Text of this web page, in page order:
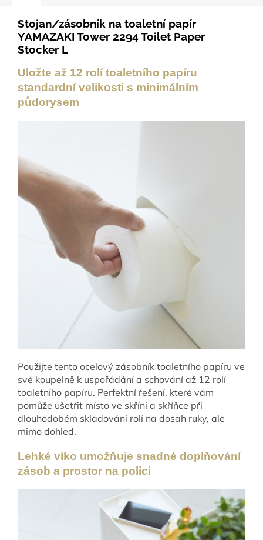
Stojan/zásobník na toaletní papír
YAMAZAKI Tower 2294 Toilet Paper
Stocker L
Uložte až 12 rolí toaletního papíru
standardní velikosti s minimálním
půdorysem
Použijte tento ocelový zásobník toaletního papíru ve
své koupelně k uspořádání a schování až 12 rolí
toaletního papíru. Perfektní řešení, které vám
pomůže ušetřit místo ve skříni a skříňce při
dlouhodobém skladování rolí na dosah ruky, ale
mimo dohled.
Lehké víko umožňuje snadné doplňování
zásob a prostor na polici